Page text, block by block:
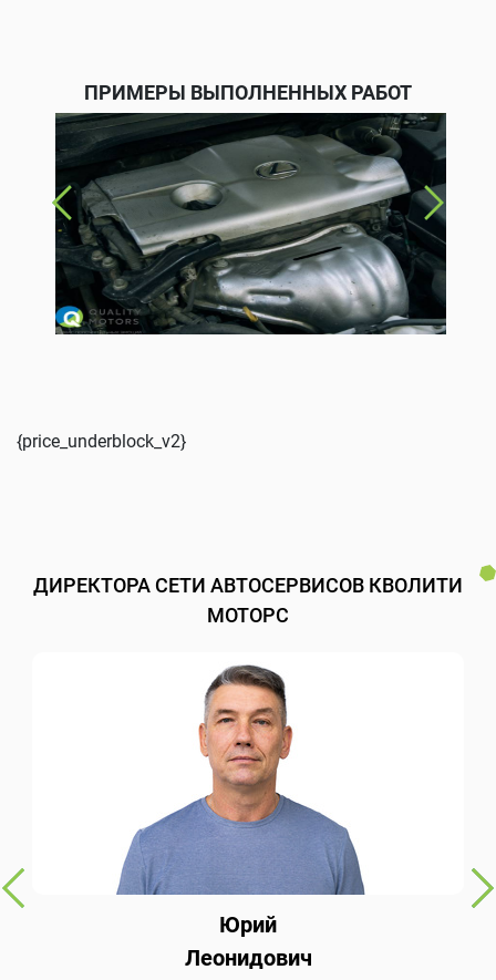
ПРИМЕРЫ ВЫПОЛНЕННЫХ РАБОТ
{price_underblock_v2}
ДИРЕКТОРА СЕТИ АВТОСЕРВИСОВ КВОЛИТИ
МОТОРС
Юрий
Леонидович